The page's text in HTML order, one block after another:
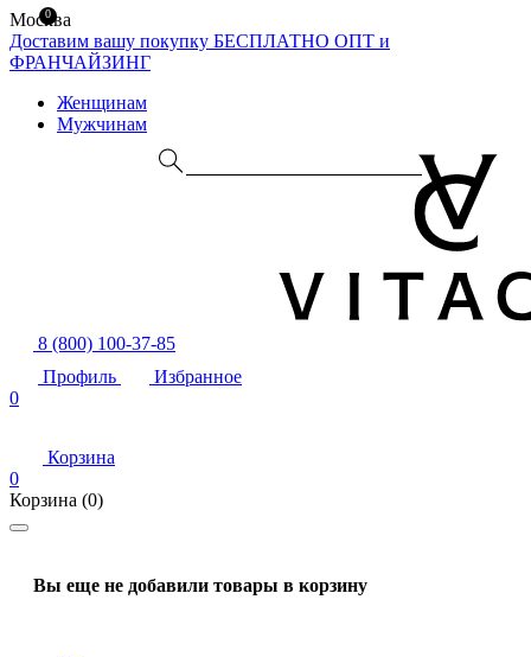
Москва
Доставим вашу покупку БЕСПЛАТНО ОПТ и
ФРАНЧАЙЗИНГ
Женщинам
Мужчинам
8 (800) 100-37-85
Профиль
Избранное
0
Корзина
0
Корзина (0)
Вы еще не добавили товары в корзину
0